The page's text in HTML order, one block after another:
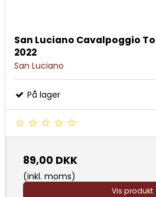
San Luciano Cavalpoggio
2022
San Luciano
På lager
89,00 DKK
(inkl. moms)
Vis produkt